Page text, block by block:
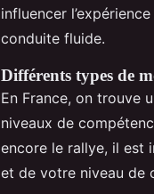
influencer
conduite fluide.
Différents types de
En France, on trouve
niveaux de
encore le rallye, il est
et de votre niveau de